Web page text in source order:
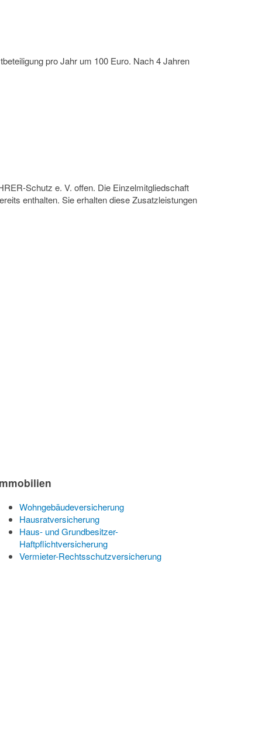
pro Jahr um 100 Euro. Nach 4 Jahren
Schutz e. V. offen. Die Einzelmitgliedschaft
enthalten. Sie erhalten diese Zusatzleistungen
Wohngebäudeversicherung
Hausratversicherung
Haus- und Grundbesitzer-
Haftpflichtversicherung
Vermieter-Rechtsschutzversicherung